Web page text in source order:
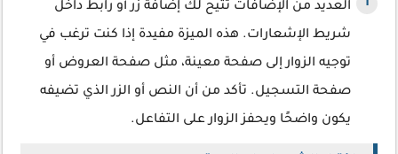
العديد من الإضافات تتيح لك إضافة زر أو رابط داخل
شريط الإشعارات. هذه الميزة مفيدة إذا كنت ترغب في
توجيه الزوار إلى صفحة معينة، مثل صفحة العروض أو
صفحة التسجيل. تأكد من أن النص أو الزر الذي تضيفه
يكون واضحًا ويحفز الزوار على التفاعل.